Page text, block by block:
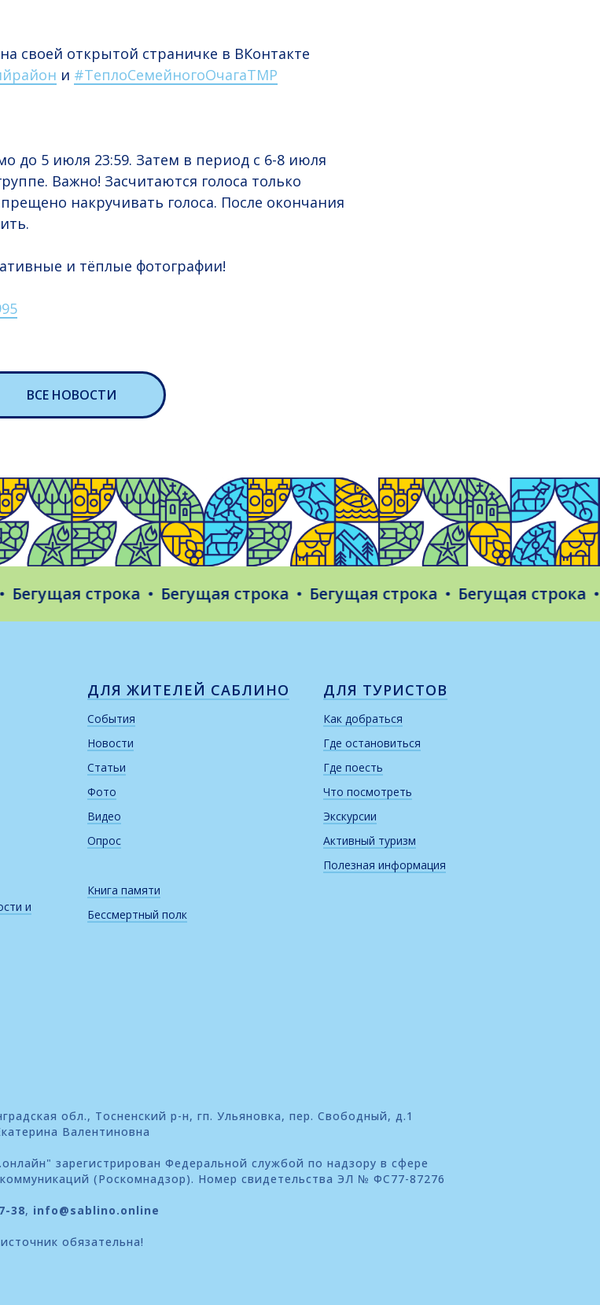
своей открытой страничке в ВКонтакте
и #ТеплоСемейногоОчагаТМР
до 5 июля 23:59. Затем в период с 6-8 июля
Важно! Засчитаются голоса только
накручивать голоса. После окончания
и тёплые фотографии!
ВСЕ НОВОСТИ
строка Бегущая строка Бегущая строка Бегущая строка
и
ДЛЯ ЖИТЕЛЕЙ САБЛИНО
События
Новости
Статьи
Фото
Видео
Опрос
Книга памяти
Бессмертный полк
ДЛЯ ТУРИСТОВ
Как добраться
Где остановиться
Где поесть
Что посмотреть
Экскурсии
Активный туризм
Полезная информация
обл., Тосненский р-н, гп. Ульяновка, пер. Свободный, д.1
Валентиновна
зарегистрирован Федеральной службой по надзору в сфере
(Роскомнадзор). Номер свидетельства ЭЛ № ФС77-87276
38, info@sablino.online
обязательна!